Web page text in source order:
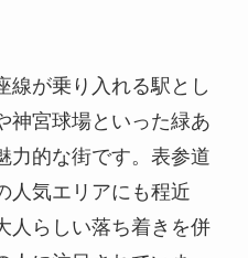
線が乗り入れる駅とし
神宮球場といった緑あ
力的な街です。表参道
人気エリアにも程近
人らしい落ち着きを併